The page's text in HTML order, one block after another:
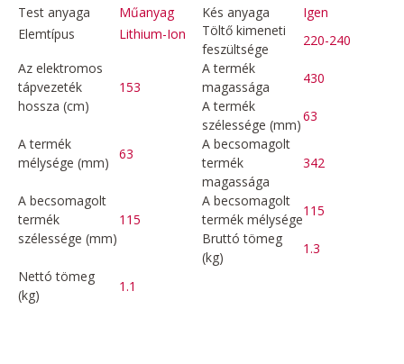
Test anyaga Műanyag Kés anyaga
Igen
Elemtípus
Lithium-Ion
Töltő kimeneti
feszültsége
220-240
Az elektromos
tápvezeték
hossza (cm)
153
A termék
magassága
430
A termék
szélessége (mm)
63
A termék
mélysége (mm)
63
A becsomagolt
termék
magassága
342
A becsomagolt
termék
szélessége (mm)
115
A becsomagolt
termék mélysége
115
Bruttó tömeg
(kg)
1.3
Nettó tömeg
(kg)
1.1